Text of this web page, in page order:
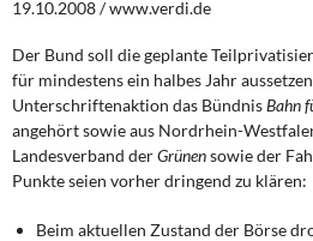
Themen
Leitlinien linker Wirtschafts-
Wirtschaftspolitik
Steuer- und Finanzpolitik
19.10.2008 / www.verdi.de
Der Bund soll die geplante
für mindestens ein halbes Jahr
Unterschriftenaktion das BündnisBahn
angehört sowie aus Nordrhein-
Landesverband derGrünensowie der
Punkte seien vorher dringend zu klären:
Beim aktuellen Zustand der Börse